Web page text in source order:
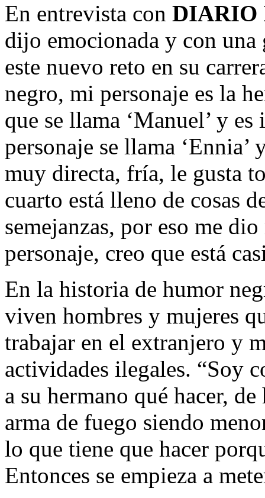
En entrevista con DIARIO
dijo emocionada y con
este nuevo reto en su
negro, mi personaje es la
que se llama ‘Manuel’ y
personaje se llama
muy directa, fría, le gusta
cuarto está lleno de cosas
semejanzas, por eso me
personaje, creo que está
En la historia de humor
viven hombres y mujeres
trabajar en el extranjero y
actividades ilegales. “Soy
a su hermano qué hacer,
arma de fuego siendo
lo que tiene que hacer
Entonces se empieza a